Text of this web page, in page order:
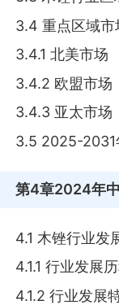
3.4 重点区域
3.4.1 北美市场
3.4.2 欧盟市场
3.4.3 亚太市场
3.5 2025-2031
第4章2024年
4.1 木锉行业发
4.1.1 行业发展
4.1.2 行业发展